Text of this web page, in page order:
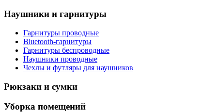
Наушники и гарнитуры
Гарнитуры проводные
Bluetooth-гарнитуры
Гарнитуры беспроводные
Наушники проводные
Чехлы и футляры для наушников
Рюкзаки и сумки
Уборка помещений